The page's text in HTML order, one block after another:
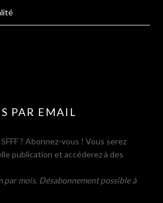
PAR EMAIL
? Abonnez-vous ! Vous serez
publication et accéderez à des
mois. Désabonnement possible à